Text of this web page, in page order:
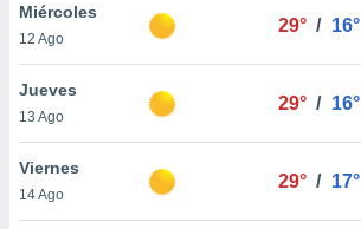
Miércoles
12 Ago
29° / 16°
Jueves
13 Ago
29° / 16°
Viernes
14 Ago
29° / 17°